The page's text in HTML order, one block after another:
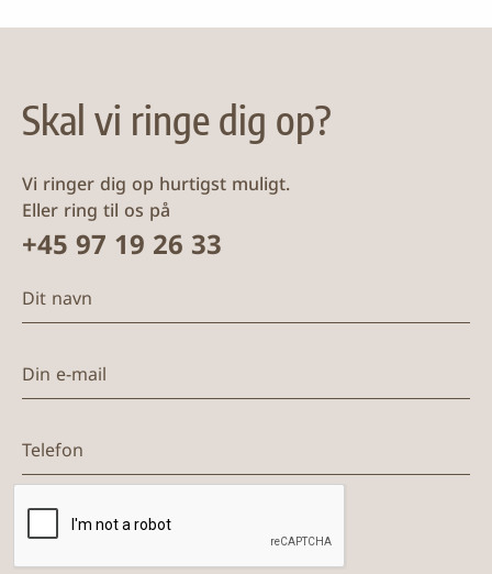
Skal vi ringe dig op?
Vi ringer dig op hurtigst muligt.
Eller ring til os på
+45 97 19 26 33